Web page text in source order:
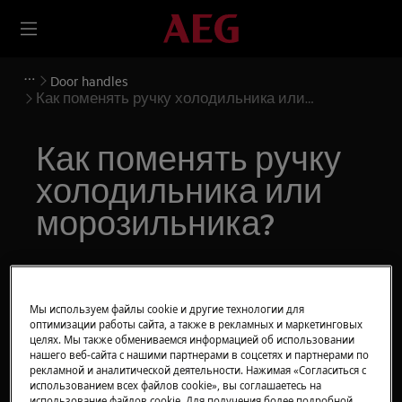
Door handles
Как поменять ручку холодильника или
Как поменять ручку
холодильника или
морозильника?
Решение
Перед любыми операциями по техническому
обслуживанию выключите прибор и выньте
вилку сетевого шнура из розетки.
Всегда соблюдайте осторожность при
Мы используем файлы cookie и другие технологии для
оптимизации работы сайта, а также в рекламных и маркетинговых
целях. Мы также обмениваемся информацией об использовании
нашего веб-сайта с нашими партнерами в соцсетях и партнерами по
рекламной и аналитической деятельности. Нажимая «Согласиться с
использованием всех файлов cookie», вы соглашаетесь на